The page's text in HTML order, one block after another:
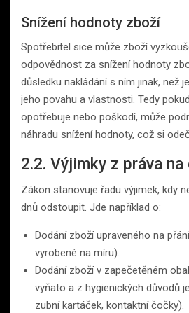
Snížení hodnoty zboží
Spotřebitel sice může zboží
odpovědnost za snížení hodnoty
důsledku nakládání s ním jinak, než
jeho povahu a vlastnosti. Tedy
opotřebuje nebo poškodí, může
náhradu snížení hodnoty, což si
2.2. Výjimky z práva
Zákon stanovuje řadu výjimek, kdy
dnů odstoupit. Jde například o:
Dodání zboží upraveného na
vyrobené na míru).
Dodání zboží v zapečetěném
vyňato a z hygienických důvodů
zubní kartáček, kontaktní čočky).